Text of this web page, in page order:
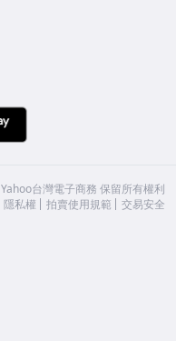
Yahoo台灣電子商務 保留所有權利
隱私權 拍賣使用規範 交易安全